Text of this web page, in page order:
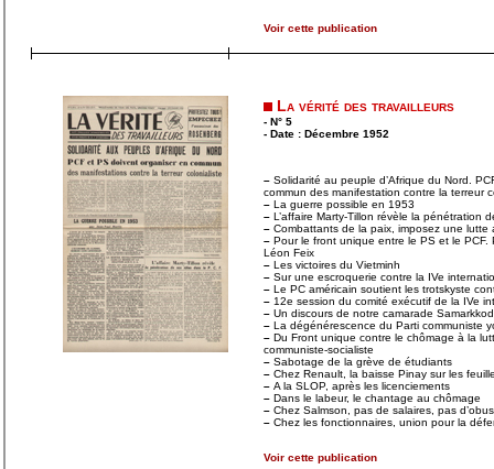
Voir cette publication
La vérité des travailleurs
- N° 5
- Date : Décembre 1952
– Solidarité au peuple d’Afrique du Nord.
commun des manifestation contre la terreur
– La guerre possible en 1953
– L’affaire Marty-Tillon révèle la pénétration
– Combattants de la paix, imposez une lutte
– Pour le front unique entre le PS et le PCF.
Léon Feix
– Les victoires du Vietminh
– Sur une escroquerie contre la IVe
– Le PC américain soutient les trotskyste
– 12e session du comité exécutif de la IVe
– Un discours de notre camarade
– La dégénérescence du Parti communiste
– Du Front unique contre le chômage à la
communiste-socialiste
– Sabotage de la grève de étudiants
– Chez Renault, la baisse Pinay sur les
– A la SLOP, après les licenciements
– Dans le labeur, le chantage au chômage
– Chez Salmson, pas de salaires, pas d’obus
– Chez les fonctionnaires, union pour la
Voir cette publication